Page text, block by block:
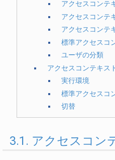
アクセスコンテ
アクセスコンテ
アクセスコンテ
標準アクセスコ
ユーザの分類
アクセスコンテキス
実行環境
標準アクセスコ
切替
3.1. アクセスコン